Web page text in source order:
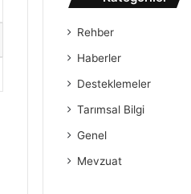
Rehber
Haberler
Desteklemeler
Tarımsal Bilgi
Genel
Mevzuat